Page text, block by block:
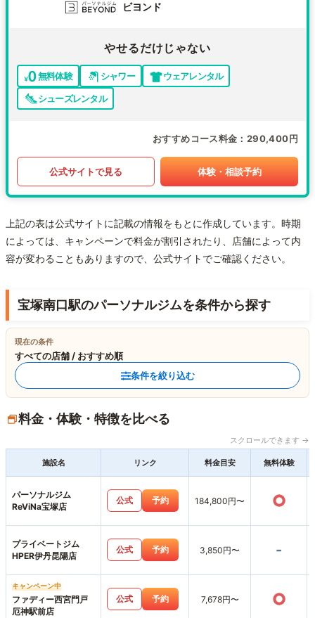
ビヨンド
やせるだけじゃない
無料体験 シャワー
ウェアレンタル
シューズレンタル
おすすめコース料金 290,400円
公式サイトで見る 体験・相談予約
上記の表は公式サイトに記載の情報をもとに作成しています。時期
によっては、キャンペーンで料金が割引されたり、店舗によって内
容が変わることもありますので、公式サイトでご確認ください。
宝塚南口駅のパーソナルジムを条件から探す
現在の条件
すべての店舗 / おすすめ順
条件を絞り込む
料金・体験・特徴を比べる
スクロールできます →
施設名 リンク 料金目安 無料体験
パーソナルジム
ReViNa宝塚店
公式 予約 184,800円〜 ○
プライベートジム
HPER伊丹昆陽店
公式 予約 3,850円〜 -
キャンペーン中
ファディー西宮門戸
厄神駅前店
公式 予約 7,678円〜 ○